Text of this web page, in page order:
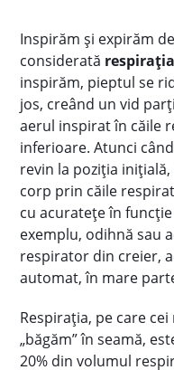
Inspirăm și expirăm
considerată
inspirăm, pieptul se
jos, creând un vid
aerul inspirat în căile
inferioare. Atunci
revin la poziția
corp prin căile
cu acuratețe în
exemplu, odihnă sau
respirator din creier,
automat, în mare
Respirația, pe care
„băgăm” în seamă,
20% din volumul